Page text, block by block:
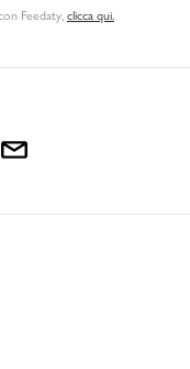
Feedaty clicca qui.